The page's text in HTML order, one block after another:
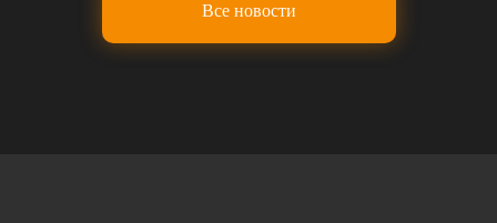
Все новости